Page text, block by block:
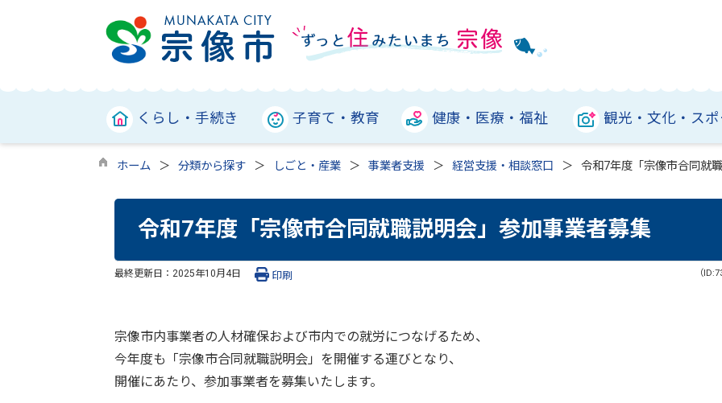
くらし・手続き 子育て・教育 健康・医療・福祉 観光・文化・ス
ホーム 分類から探す しごと・産業 事業者支援 経営支援・相談窓口 令和7年度「宗像市合同就
令和7年度「宗像市合同就職説明会」参加事業者募集
最終更新日： 2025年10月4日 （
印刷
宗像市内事業者の人材確保および市内での就労につなげるため、
今年度も「宗像市合同就職説明会」を開催する運びとなり、
開催にあたり、参加事業者を募集いたします。